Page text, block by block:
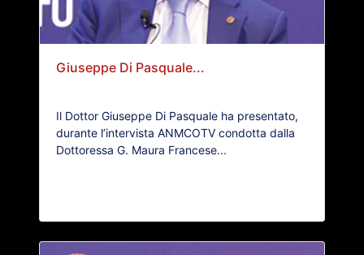
Giuseppe Di Pasquale...
Il Dottor Giuseppe Di Pasquale ha presentato,
durante l’intervista ANMCOTV condotta dalla
Dottoressa G. Maura Francese...